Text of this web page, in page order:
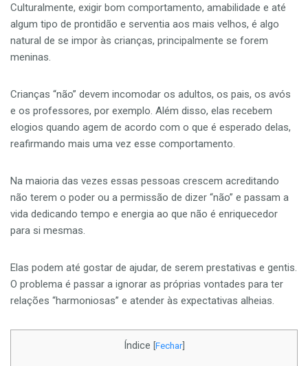
Culturalmente, exigir bom comportamento, amabilidade e até
algum tipo de prontidão e serventia aos mais velhos, é algo
natural de se impor às crianças, principalmente se forem
meninas.
Crianças “não” devem incomodar os adultos, os pais, os avós
e os professores, por exemplo. Além disso, elas recebem
elogios quando agem de acordo com o que é esperado delas,
reafirmando mais uma vez esse comportamento.
Na maioria das vezes essas pessoas crescem acreditando
não terem o poder ou a permissão de dizer “não” e passam a
vida dedicando tempo e energia ao que não é enriquecedor
para si mesmas.
Elas podem até gostar de ajudar, de serem prestativas e gentis.
O problema é passar a ignorar as próprias vontades para ter
relações “harmoniosas” e atender às expectativas alheias.
Índice [Fechar]